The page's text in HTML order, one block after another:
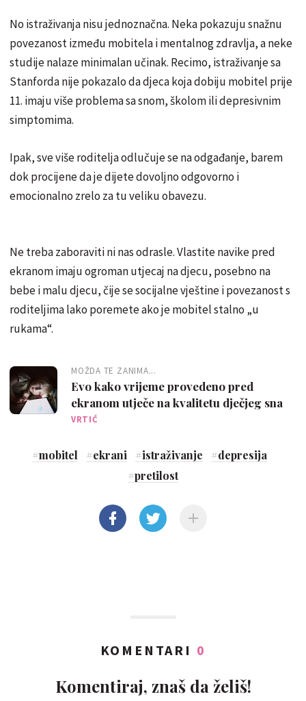
No istraživanja nisu jednoznačna. Neka pokazuju snažnu
povezanost između mobitela i mentalnog zdravlja, a neke
studije nalaze minimalan učinak. Recimo, istraživanje sa
Stanforda nije pokazalo da djeca koja dobiju mobitel prije
11. imaju više problema sa snom, školom ili depresivnim
simptomima.
Ipak, sve više roditelja odlučuje se na odgađanje, barem
dok procijene da je dijete dovoljno odgovorno i
emocionalno zrelo za tu veliku obavezu.
Ne treba zaboraviti ni nas odrasle. Vlastite navike pred
ekranom imaju ogroman utjecaj na djecu, posebno na
bebe i malu djecu, čije se socijalne vještine i povezanost s
roditeljima lako poremete ako je mobitel stalno „u
rukama“.
MOŽDA TE ZANIMA...
Evo kako vrijeme provedeno pred
ekranom utječe na kvalitetu dječjeg sna
VRTIĆ
#mobitel #ekrani #istraživanje #depresija
#pretilost
KOMENTARI 0
Komentiraj, znaš da želiš!